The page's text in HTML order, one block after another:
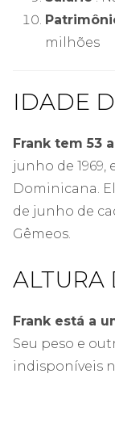
milhões
IDADE
Frank tem 53
junho de 1969,
Dominicana.
de junho de
Gêmeos.
ALTURA
Frank está a
Seu peso e
indisponíveis